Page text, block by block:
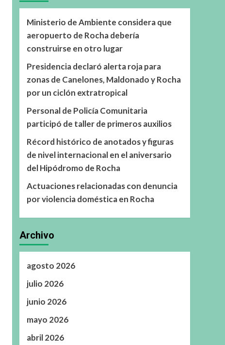
Ministerio de Ambiente considera que
aeropuerto de Rocha debería
construirse en otro lugar
Presidencia declaró alerta roja para
zonas de Canelones, Maldonado y Rocha
por un ciclón extratropical
Personal de Policía Comunitaria
participó de taller de primeros auxilios
Récord histórico de anotados y figuras
de nivel internacional en el aniversario
del Hipódromo de Rocha
Actuaciones relacionadas con denuncia
por violencia doméstica en Rocha
Archivo
agosto 2026
julio 2026
junio 2026
mayo 2026
abril 2026